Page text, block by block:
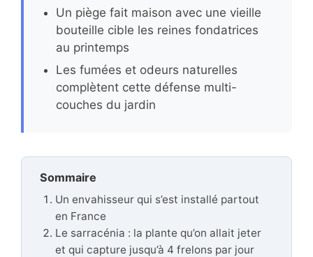
Un piège fait maison avec une vieille
bouteille cible les reines fondatrices
au printemps
Les fumées et odeurs naturelles
complètent cette défense multi-
couches du jardin
Sommaire
Un envahisseur qui s’est installé partout
en France
Le sarracénia : la plante qu’on allait jeter
et qui capture jusqu’à 4 frelons par jour